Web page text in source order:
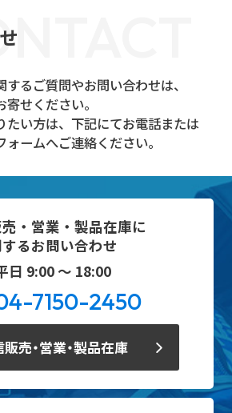
るご質問やお問い合わせは、
せください。
たい方は、下記にてお電話または
ームへご連絡ください。
・営業・製品在庫に
るお問い合わせ
日 9:00 ～ 18:00
7150-2450
売・営業・製品在庫